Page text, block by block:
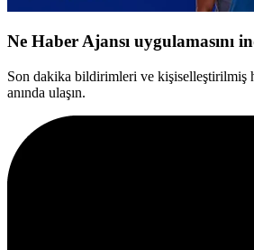
Ne Haber Ajansı uygulamasını
Son dakika bildirimleri ve kişiselleştirilmiş
anında ulaşın.